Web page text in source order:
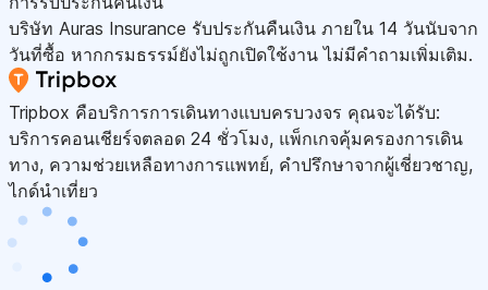
บริษัท Auras Insurance รับประกันคืนเงิน ภายใน 14 วันนับจาก
วันที่ซื้อ หากกรมธรรม์ยังไม่ถูกเปิดใช้งาน ไม่มีคำถามเพิ่มเติม.
Tripbox คือบริการการเดินทางแบบครบวงจร คุณจะได้รับ:
บริการคอนเชียร์จตลอด 24 ชั่วโมง, แพ็กเกจคุ้มครองการเดิน
ทาง, ความช่วยเหลือทางการแพทย์, คำปรึกษาจากผู้เชี่ยวชาญ,
ไกด์นำเที่ยว